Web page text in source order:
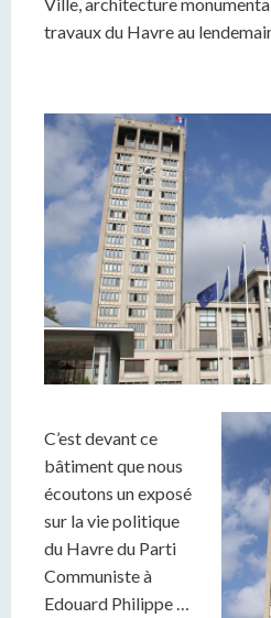
travaux du Havre au
C’est devant ce
bâtiment que nous
écoutons un exposé
sur la vie politique
du Havre du Parti
Communiste à
Edouard Philippe …